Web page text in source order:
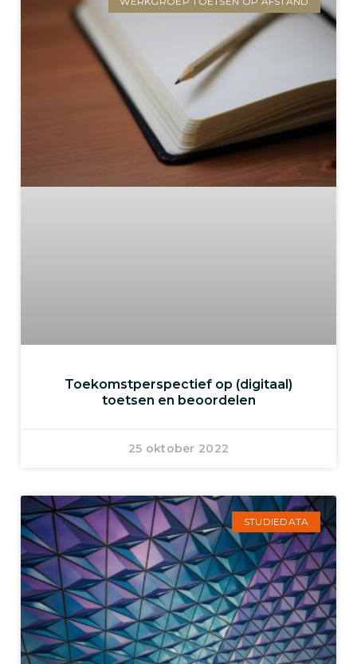
Toekomstperspectief op (digitaal)
toetsen en beoordelen
25 oktober 2022
STUDIEDATA